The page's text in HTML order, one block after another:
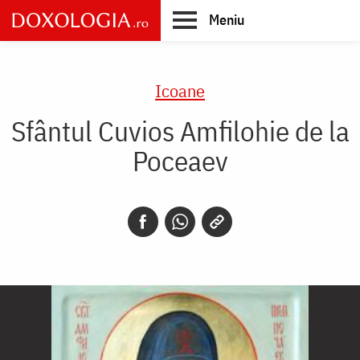
Skip
to
main
Meniu
Icoane
Sfântul Cuvios Amfilohie de la
Poceaev